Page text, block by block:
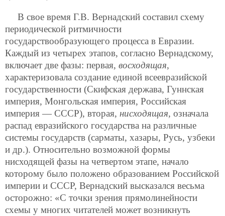
В свое время Г.В. Вернадский составил схему
периодической ритмичности
государствообразующего процесса в Евразии.
Каждый из четырех этапов, согласно Вернадскому,
включает две фазы: первая, восходящая,
характеризовала создание единой всеевразийской
государственности (Скифская держава, Гуннская
империя, Монгольская империя, Российская
империя — СССР), вторая, нисходящая, означала
распад евразийского государства на различные
системы государств (сарматы, хазары, Русь, узбеки
и др.). Относительно возможной формы
нисходящей фазы на четвертом этапе, начало
которому было положено образованием Российской
империи и СССР, Вернадский высказался весьма
осторожно: «С точки зрения прямолинейности
схемы у многих читателей может возникнуть